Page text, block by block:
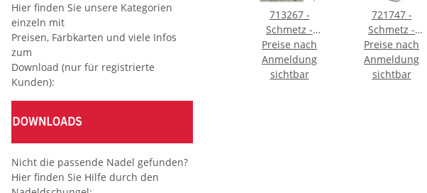
19
-
085124
Sicherheitsnadeln
ST 27/38/50 mm
KTE á 24 ST
Preise nach
sichtbar
Spule aus
2518P CB
Preise nach
713267 -
Schmetz -
130/705 H-PS
Nm 90 SB5-
Karte /
Preise nach
Anmeldung
sichtbar
721747 -
Schmetz -
130/705 H Nm
70 B10-Magazin
/ Nadeldicke =
Preise nach
Anmeldung
sichtbar
Hier finden Sie unsere Kategorien
einzeln mit
Preisen, Farbkarten und viele Infos
zum
Download (nur für registrierte
Kunden):
Nicht die passende Nadel gefunden?
Hier finden Sie Hilfe durch den